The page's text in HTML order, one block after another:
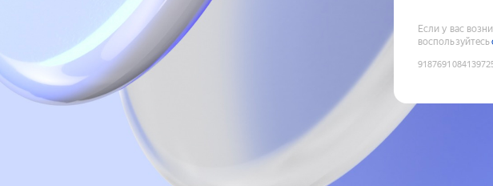
Если у вас
воспользуйтесь